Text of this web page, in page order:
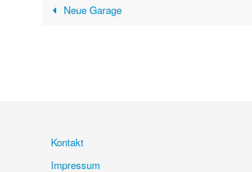
Neue Garage
Kontakt
Impressum